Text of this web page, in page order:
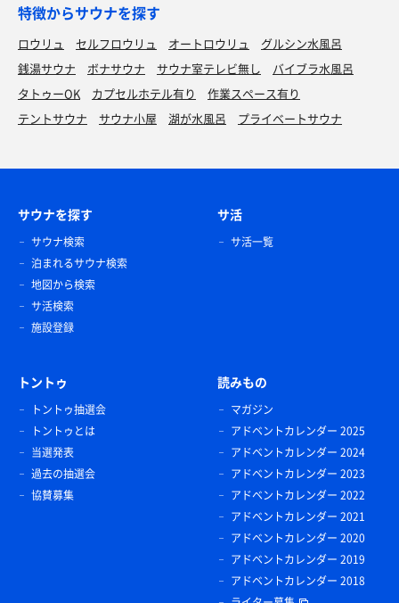
特徴からサウナを探す
ロウリュ セルフロウリュ オートロウリュ
グルシン水風呂
銭湯サウナ
ボナサウナ サウナ室テレビ無し
バイブラ水風呂
タトゥーOK
カプセルホテル有り
作業スペース有り
テントサウナ
サウナ小屋 湖が水風呂 プライベートサウナ
サウナを探す
サウナ検索
泊まれるサウナ検索
地図から検索
サ活検索
施設登録
サ活
サ活一覧
トントゥ
トントゥ抽選会
トントゥとは
当選発表
過去の抽選会
協賛募集
読みもの
マガジン
アドベントカレンダー 2025
アドベントカレンダー 2024
アドベントカレンダー 2023
アドベントカレンダー 2022
アドベントカレンダー 2021
アドベントカレンダー 2020
アドベントカレンダー 2019
アドベントカレンダー 2018